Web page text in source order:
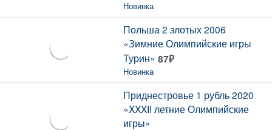
Новинка
Польша 2 злотых 2006
«Зимние Олимпийские игры
Турин» 87₽
Новинка
Приднестровье 1 рубль 2020
«XXXII летние Олимпийские
игры»